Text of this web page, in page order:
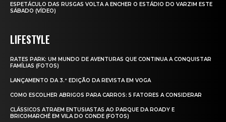
ESPETÁCULO DAS RUSGAS VOLTA A ENCHER O ESTÁDIO DO VARZIM ESTE
SÁBADO (VÍDEO)
LIFESTYLE
RATES PARK: UM MUNDO DE AVENTURAS QUE CONTINUA A CONQUISTAR
FAMÍLIAS (FOTOS)
LANÇAMENTO DA 3.ª EDIÇÃO DA REVISTA EM VOGA
COMO ESCOLHER ABRIGOS PARA CARROS: 5 FATORES A CONSIDERAR
CLÁSSICOS ATRAEM ENTUSIASTAS AO PARQUE DA ROADY E
BRICOMARCHÉ EM VILA DO CONDE (FOTOS)